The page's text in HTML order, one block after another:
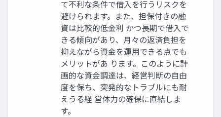
て不利な条件で借入を行うリスクを
避けられます。また、担保付きの融
資は比較的低金利 かつ長期で借入で
きる傾向があり、月々の返済負担を
抑えながら資金を運用できる点でも
メリットがあ ります。このように計
画的な資金調達は、経営判断の自由
度を保ち、突発的なトラブルにも耐
えうる経 営体力の確保に直結しま
す。